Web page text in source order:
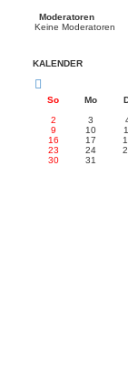
Moderatoren
Keine Moderatoren
KALENDER
So
Mo
2
3
9
10
16
17
23
24
30
31